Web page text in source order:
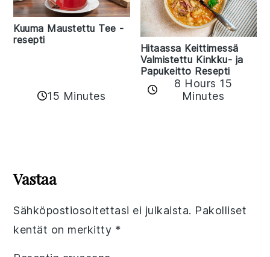
Kuuma Maustettu Tee -
resepti
15 Minutes
Hitaassa Keittimessä
Valmistettu Kinkku- ja
Papukeitto Resepti
8 Hours 15
Minutes
Interactions
Vastaa
Sähköpostiosoitettasi ei julkaista. Pakolliset
kentät on merkitty *